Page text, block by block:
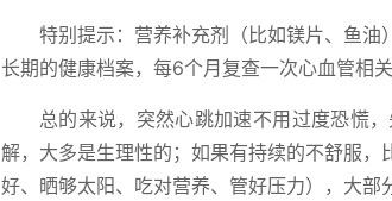
特别提示：营养补充剂（比如镁片、鱼
长期的健康档案，每6个月复查一次心血管相
总的来说，突然心跳加速不用过度恐慌
解，大多是生理性的；如果有持续的不舒服
好、晒够太阳、吃对营养、管好压力），大部